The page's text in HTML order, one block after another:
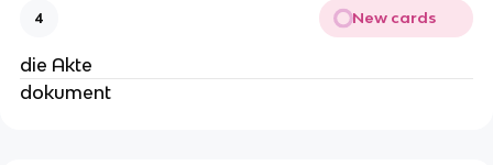
4 New cards
die Akte
dokument